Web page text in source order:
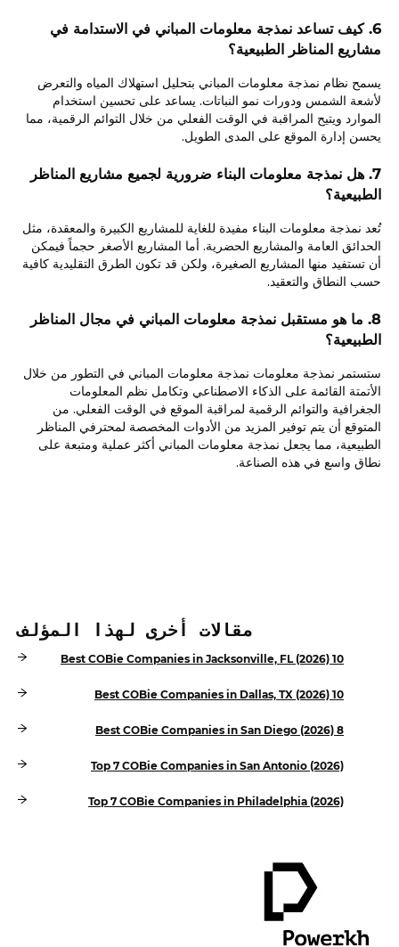
6. كيف تساعد نمذجة معلومات المباني في الاستدامة في
مشاريع المناظر الطبيعية؟
يسمح نظام نمذجة معلومات المباني بتحليل استهلاك المياه والتعرض
لأشعة الشمس ودورات نمو النباتات. يساعد على تحسين استخدام
الموارد ويتيح المراقبة في الوقت الفعلي من خلال التوائم الرقمية، مما
يحسن إدارة الموقع على المدى الطويل.
7. هل نمذجة معلومات البناء ضرورية لجميع مشاريع المناظر
الطبيعية؟
تُعد نمذجة معلومات البناء مفيدة للغاية للمشاريع الكبيرة والمعقدة، مثل
الحدائق العامة والمشاريع الحضرية. أما المشاريع الأصغر حجماً فيمكن
أن تستفيد منها المشاريع الصغيرة، ولكن قد تكون الطرق التقليدية كافية
حسب النطاق والتعقيد.
8. ما هو مستقبل نمذجة معلومات المباني في مجال المناظر
الطبيعية؟
ستستمر نمذجة معلومات نمذجة معلومات المباني في التطور من خلال
الأتمتة القائمة على الذكاء الاصطناعي وتكامل نظم المعلومات
الجغرافية والتوائم الرقمية لمراقبة الموقع في الوقت الفعلي. من
المتوقع أن يتم توفير المزيد من الأدوات المخصصة لمحترفي المناظر
الطبيعية، مما يجعل نمذجة معلومات المباني أكثر عملية ومتبعة على
نطاق واسع في هذه الصناعة.
مقالات أخرى لهذا المؤلف
10 Best COBie Companies in Jacksonville, FL (2026)
10 Best COBie Companies in Dallas, TX (2026)
8 Best COBie Companies in San Diego (2026)
Top 7 COBie Companies in San Antonio (2026)
Top 7 COBie Companies in Philadelphia (2026)